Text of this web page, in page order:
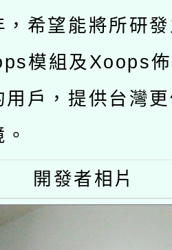
究院辦理「
單位及節水達
22日(星期六
廟祈福系列
航」
園地景藝術
，希望能將所研
模組及Xoops
用戶，提供台灣
開發者相片